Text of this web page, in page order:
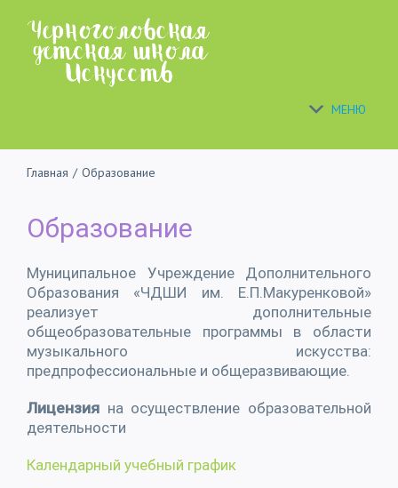
content
МЕНЮ
Главная / Образование
Образование
Муниципальное Учреждение Дополнительного
Образования «ЧДШИ им. Е.П.Макуренковой»
реализует дополнительные
общеобразовательные программы в области
музыкального искусства:
предпрофессиональные и общеразвивающие.
Лицензия на осуществление образовательной
деятельности
Календарный учебный график